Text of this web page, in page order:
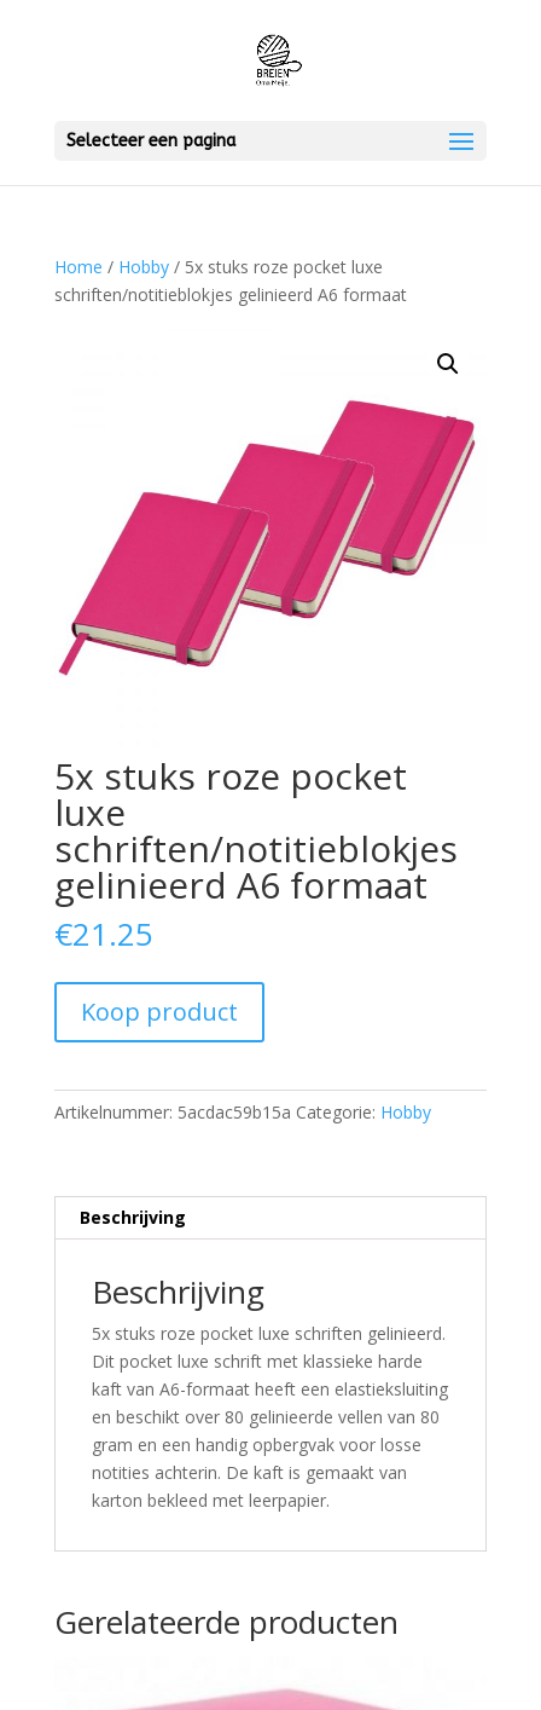
Selecteer een pagina
Home / Hobby/ 5x stuks roze pocket luxe
schriften/notitieblokjes gelinieerd A6 formaat
5x stuks roze pocket
luxe
schriften/notitieblokjes
gelinieerd A6 formaat
€21.25
Koop product
Artikelnummer: 5acdac59b15a Categorie: Hobby
Beschrijving
Beschrijving
5x stuks roze pocket luxe schriften gelinieerd.
Dit pocket luxe schrift met klassieke harde
kaft van A6-formaat heeft een elastieksluiting
en beschikt over 80 gelinieerde vellen van 80
gram en een handig opbergvak voor losse
notities achterin. De kaft is gemaakt van
karton bekleed met leerpapier.
Gerelateerde producten